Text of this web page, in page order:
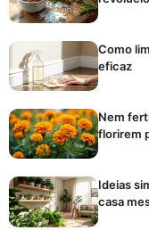
Como
eficaz
Nem
florirem
Ideias
casa